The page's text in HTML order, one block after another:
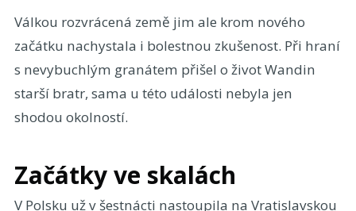
Válkou rozvrácená země jim ale krom nového
začátku nachystala i bolestnou zkušenost. Při hraní
s nevybuchlým granátem přišel o život Wandin
starší bratr, sama u této události nebyla jen
shodou okolností.
Začátky ve skalách
V Polsku už v šestnácti nastoupila na Vratislavskou